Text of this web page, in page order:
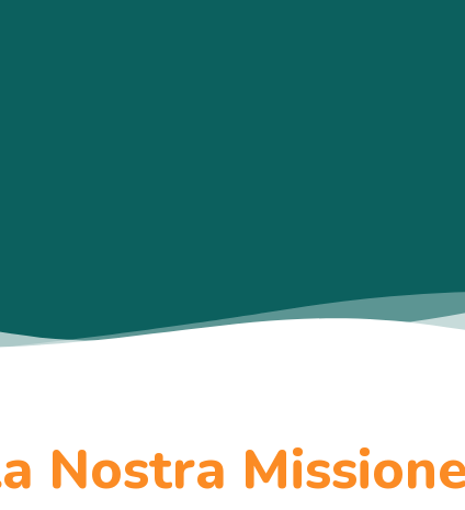
Nostra